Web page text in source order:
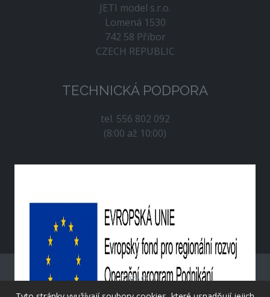
JETI model s.r.o.
Lomená 1530
742 58 Příbor
CZECH REPUBLIC
TECHNICKÁ PODPORA
tel. 556 802 092
(8:00 až 10:00)
2026 ©